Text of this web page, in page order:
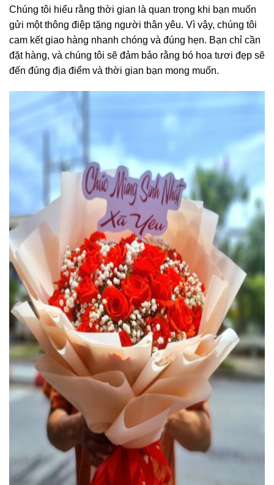
Chúng tôi hiểu rằng thời gian là quan trọng khi bạn muốn
gửi một thông điệp tặng người thân yêu. Vì vậy, chúng tôi
cam kết giao hàng nhanh chóng và đúng hẹn. Bạn chỉ cần
đặt hàng, và chúng tôi sẽ đảm bảo rằng bó hoa tươi đẹp sẽ
đến đúng địa điểm và thời gian bạn mong muốn.